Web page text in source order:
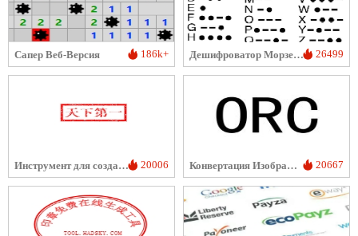
Сапер Веб-Версия 186k+ Дешифроватор Морзевого кода 26499
Инструмент для создания печатей с именем и фамилией 20006 Конвертация Изображения в Текст Онлайн 20667